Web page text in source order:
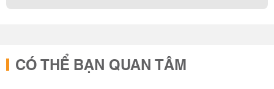
CÓ THỂ BẠN QUAN TÂM